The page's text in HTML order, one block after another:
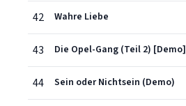
42 Wahre Liebe
43 Die Opel-Gang (Teil 2) [Demo]
44 Sein oder Nichtsein (Demo)